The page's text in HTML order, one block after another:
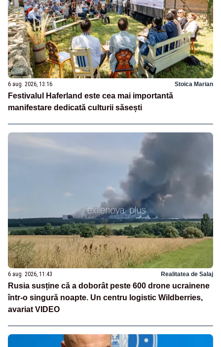
6 aug. 2026, 13:16 Stoica Marian
Festivalul Haferland este cea mai importantă
manifestare dedicată culturii săsești
6 aug. 2026, 11:43 Realitatea de Salaj
Rusia susține că a doborât peste 600 drone ucrainene
într-o singură noapte. Un centru logistic Wildberries,
avariat VIDEO